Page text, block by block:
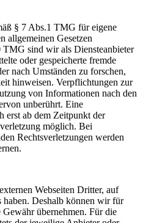
§ 7 Abs.1 TMG für eigene
allgemeinen Gesetzen
sind wir als Diensteanbieter
oder gespeicherte fremde
nach Umständen zu forschen,
hinweisen. Verpflichtungen zur
von Informationen nach den
unberührt. Eine
erst ab dem Zeitpunkt der
möglich. Bei
Rechtsverletzungen werden
Webseiten Dritter, auf
Deshalb können wir für
übernehmen. Für die